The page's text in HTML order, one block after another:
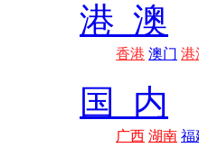
港 澳
香港 澳门 港
国 内
广西 湖南 福